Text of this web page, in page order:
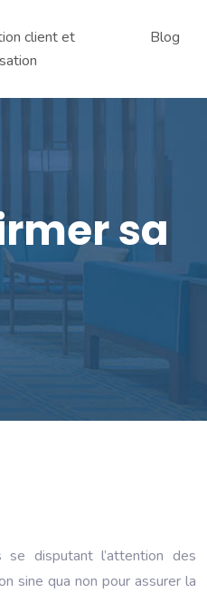
client et
Blog
sa
se disputant l’attention des
sine qua non pour assurer la